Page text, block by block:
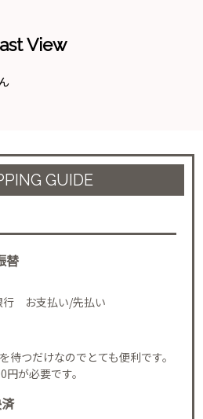
View
GUIDE
替
行 お支払い/先払い
待つだけなのでとても便利です。
が必要です。